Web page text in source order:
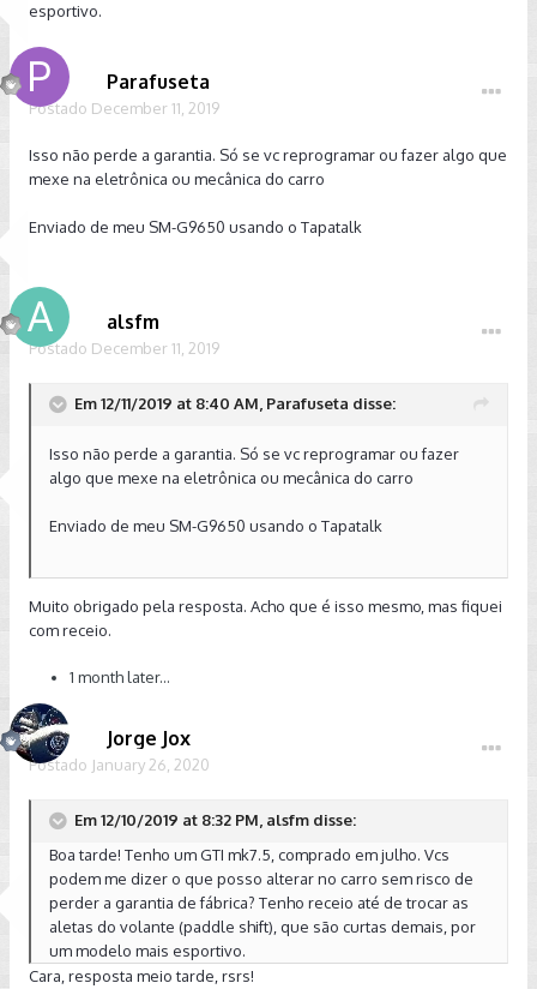
esportivo.
Parafuseta
Postado December 11, 2019
Isso não perde a garantia. Só se vc reprogramar ou fazer algo que
mexe na eletrônica ou mecânica do carro
Enviado de meu SM-G9650 usando o Tapatalk
alsfm
Postado December 11, 2019
Em 12/11/2019 at 8:40 AM, Parafuseta disse:
Isso não perde a garantia. Só se vc reprogramar ou fazer
algo que mexe na eletrônica ou mecânica do carro
Enviado de meu SM-G9650 usando o Tapatalk
Muito obrigado pela resposta. Acho que é isso mesmo, mas fiquei
com receio.
1 month later...
Jorge Jox
Postado January 26, 2020
Em 12/10/2019 at 8:32 PM, alsfm disse:
Boa tarde! Tenho um GTI mk7.5, comprado em julho. Vcs
podem me dizer o que posso alterar no carro sem risco de
perder a garantia de fábrica? Tenho receio até de trocar as
aletas do volante (paddle shift), que são curtas demais, por
um modelo mais esportivo.
Cara, resposta meio tarde, rsrs!